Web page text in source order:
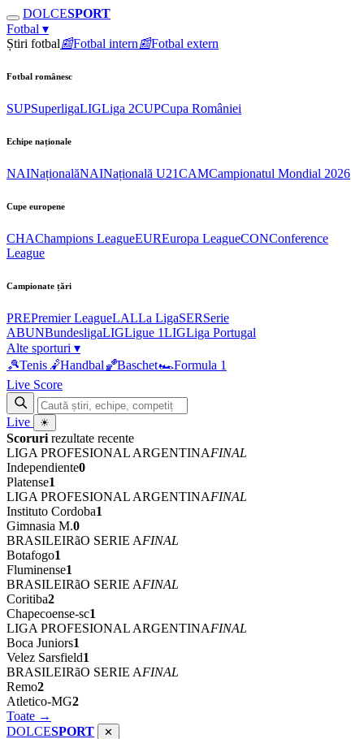
DOLCESPORT
Fotbal ▾
Știri fotbal📰Fotbal intern📰Fotbal extern
Fotbal românesc
SUPSuperligaLIGLiga 2CUPCupa României
Echipe naționale
NAINaționalăNAINațională U21CAMCampionatul Mondial 2026
Cupe europene
CHAChampions LeagueEUREuropa LeagueCONConference
League
Campionate țări
PREPremier LeagueLALLa LigaSERSerie
ABUNBundesligaLIGLigue 1LIGLiga Portugal
Alte sporturi ▾
🎾Tenis 🤾Handbal🏀Baschet🏎Formula 1
Live Score
Live ☀
Scoruri rezultate recente
LIGA PROFESIONAL ARGENTINAFINAL
Independiente0
Platense1
LIGA PROFESIONAL ARGENTINAFINAL
Instituto Cordoba1
Gimnasia M.0
BRASILEIRãO SERIE AFINAL
Botafogo1
Fluminense1
BRASILEIRãO SERIE AFINAL
Coritiba2
Chapecoense-sc1
LIGA PROFESIONAL ARGENTINAFINAL
Boca Juniors1
Velez Sarsfield1
BRASILEIRãO SERIE AFINAL
Remo2
Atletico-MG2
Toate →
DOLCESPORT ✕